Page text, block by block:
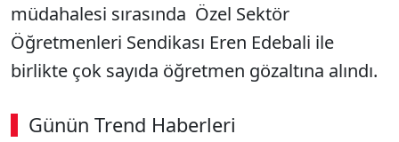
müdahalesi sırasında Özel Sektör
Öğretmenleri Sendikası Eren Edebali ile
birlikte çok sayıda öğretmen gözaltına alındı.
Günün Trend Haberleri
00:01 / 08:15